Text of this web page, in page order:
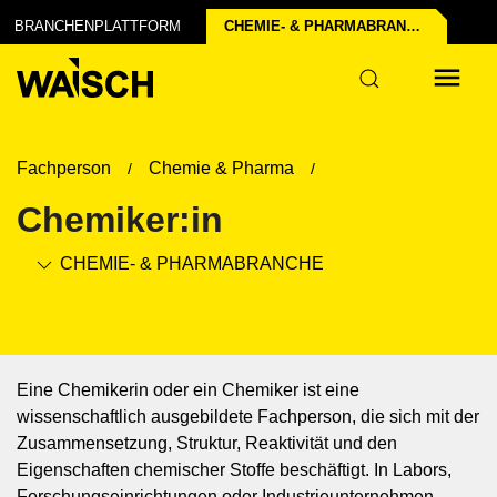
BRANCHENPLATTFORM CHEMIE- & PHARMA­BRANCHE
der Industrie
Fachperson Chemie & Pharma
Chemiker:in
CHEMIE- & PHARMA­BRANCHE
Eine Chemikerin oder ein Chemiker ist eine
wissenschaftlich ausgebildete Fachperson, die sich mit der
Zusammensetzung, Struktur, Reaktivität und den
Eigenschaften chemischer Stoffe beschäftigt. In Labors,